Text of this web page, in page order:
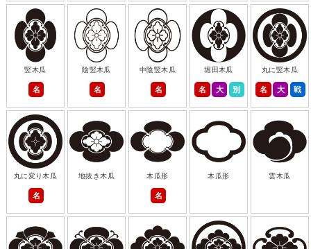
竪木瓜
名
陰竪木瓜
名
中陰竪木瓜
名
堀田木瓜
名 大 別
丸に竪木瓜
名 大 戦
丸に変り木瓜
名
地抜き木瓜 木瓜形
名
木瓜形 雲木瓜